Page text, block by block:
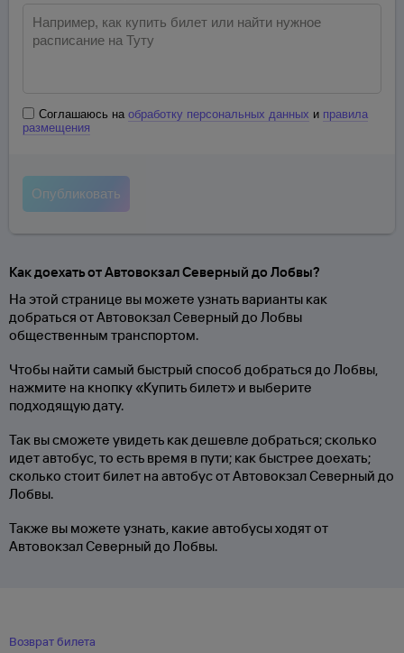
Соглашаюсь на обработку персональных данных и правила
размещения
Как доехать от Автовокзал Северный до Лобвы?
На этой странице вы можете узнать варианты как
добраться от Автовокзал Северный до Лобвы
общественным транспортом.
Чтобы найти самый быстрый способ добраться до Лобвы,
нажмите на кнопку «Купить билет» и выберите
подходящую дату.
Так вы сможете увидеть как дешевле добраться; сколько
идет автобус, то есть время в пути; как быстрее доехать;
сколько стоит билет на автобус от Автовокзал Северный до
Лобвы.
Также вы можете узнать, какие автобусы ходят от
Автовокзал Северный до Лобвы.
Возврат билета